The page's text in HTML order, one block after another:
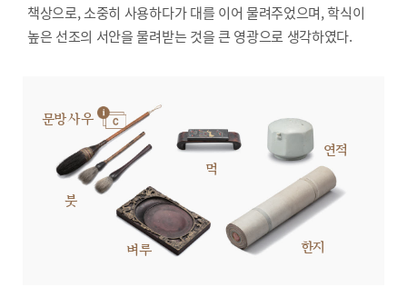
책상으로, 소중히 사용하다가 대를 이어 물려주었으며, 학식이
높은 선조의 서안을 물려받는 것을 큰 영광으로 생각하였다.
문방사우
붓
먹
연적
벼루 한지